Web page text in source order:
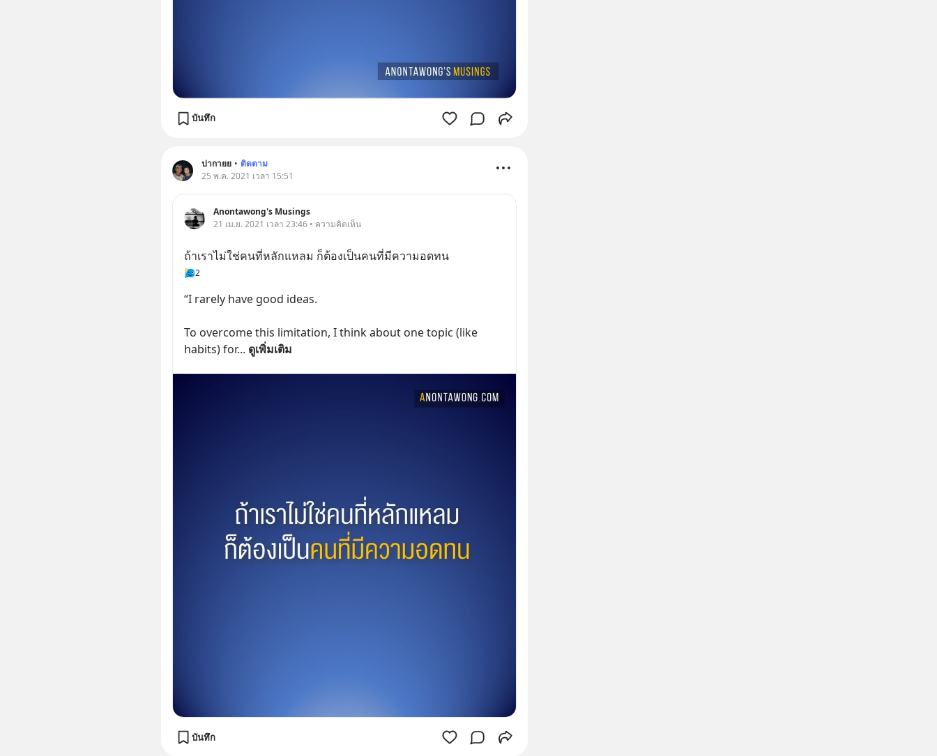
บันทึก
ปากายย • ติดตาม
25 พ.ค. 2021 เวลา 15:51
Anontawong's Musings
21 เม.ย. 2021 เวลา 23:46 • ความคิดเห็น
ถ้าเราไม่ใช่คนที่หลักแหลม ก็ต้องเป็นคนที่มีความอดทน
2
“I rarely have good ideas.
To overcome this limitation, I think about one topic (like
habits) for... ดูเพิ่มเติม
บันทึก